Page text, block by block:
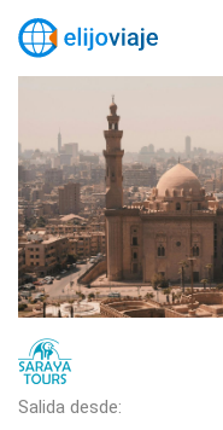
Salida desde: